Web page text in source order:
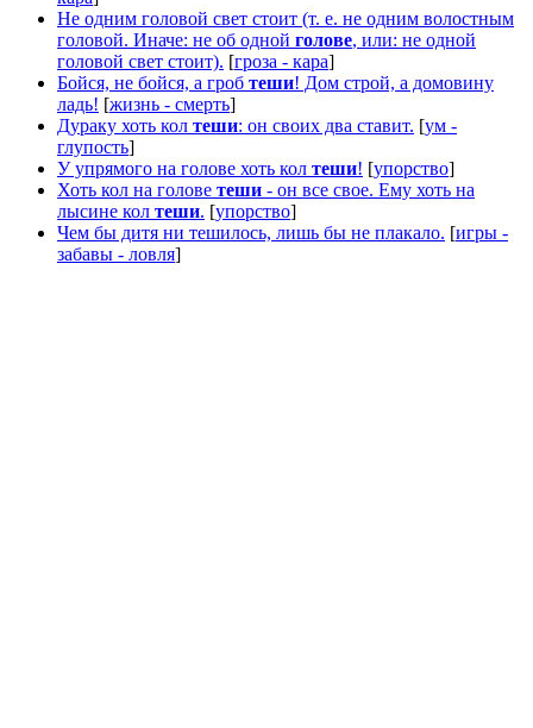
Не одним головой свет стоит (т. е. не одним волостным
головой. Иначе: не об одной голове, или: не одной
головой свет стоит). [гроза - кара]
Бойся, не бойся, а гроб теши! Дом строй, а домовину
ладь! [жизнь - смерть]
Дураку хоть кол теши: он своих два ставит. [ум -
глупость]
У упрямого на голове хоть кол теши! [упорство]
Хоть кол на голове теши - он все свое. Ему хоть на
лысине кол теши. [упорство]
Чем бы дитя ни тешилось, лишь бы не плакало. [игры -
забавы - ловля]